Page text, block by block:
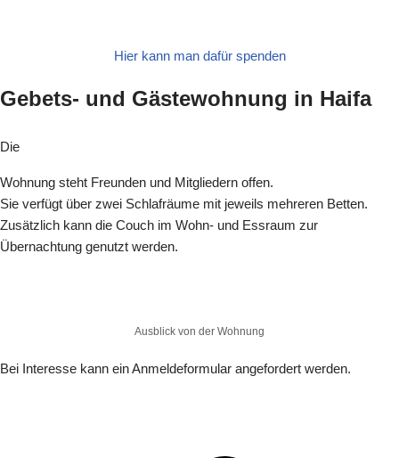
Hier kann man dafür spenden
Gebets- und Gästewohnung in Haifa
Die
Wohnung steht Freunden und Mitgliedern offen.
Sie verfügt über zwei Schlafräume mit jeweils mehreren Betten.
Zusätzlich kann die Couch im Wohn- und Essraum zur
Übernachtung genutzt werden.
Ausblick von der Wohnung
Bei Interesse kann ein Anmeldeformular angefordert werden.